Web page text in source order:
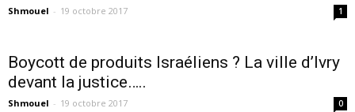
Shmouel - 19 octobre 2017 1
Boycott de produits Israéliens ? La ville d’Ivry
devant la justice…..
Shmouel - 19 octobre 2017 0